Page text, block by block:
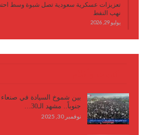
تعزيزات عسكرية سعودية تصل شبوة وسط
نهب النفط
يوليو 29, 2026
بين شموخ السيادة في
جنوباً.. مشهد الـ30…
نوفمبر 30, 2025